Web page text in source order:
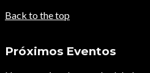
Back to the top
Próximos Eventos